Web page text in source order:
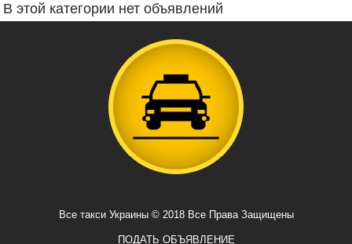
В этой категории нет объявлений
Все такси Украины © 2018 Все Права Защищены
ПОДАТЬ ОБЪЯВЛЕНИЕ